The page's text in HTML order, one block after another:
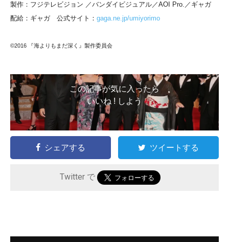
製作：フジテレビジョン ／バンダイビジュアル／AOI Pro.／ギャガ
配給：ギャガ 公式サイト： gaga.ne.jp/umiyorimo
©2016 『海よりもまだ深く』製作委員会
この記事が気に入ったら
いいね ! しよう
シェアする ツイートする
Twitter で